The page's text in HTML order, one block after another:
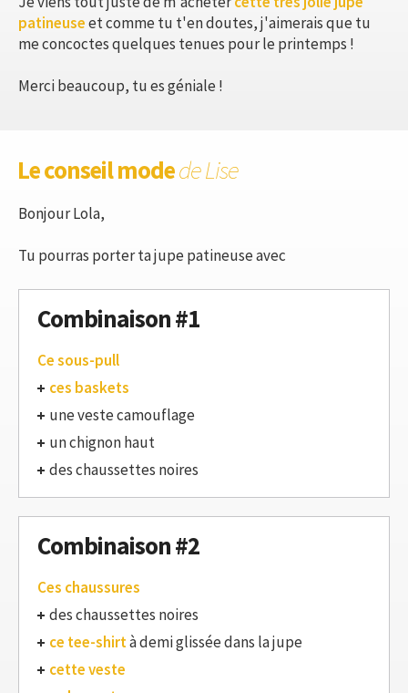
patineuseet comme tu t'en doutes, j'aimerais que tu
me concoctes quelques tenues pour le printemps !
Merci beaucoup, tu es géniale !
Le conseil modede Lise
Bonjour Lola,
Tu pourras porter ta jupe patineuse avec
Combinaison #1
Ce sous-pull
ces baskets
une veste camouflage
un chignon haut
des chaussettes noires
Combinaison #2
Ces chaussures
des chaussettes noires
ce tee-shirtà demi glissée dans la jupe
cette veste